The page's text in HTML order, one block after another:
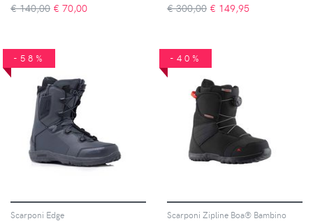
€ 140,00 € 70,00
€ 300,00 € 149,95
-58%
Scarponi Edge
-40%
Scarponi Zipline Boa® Bambino